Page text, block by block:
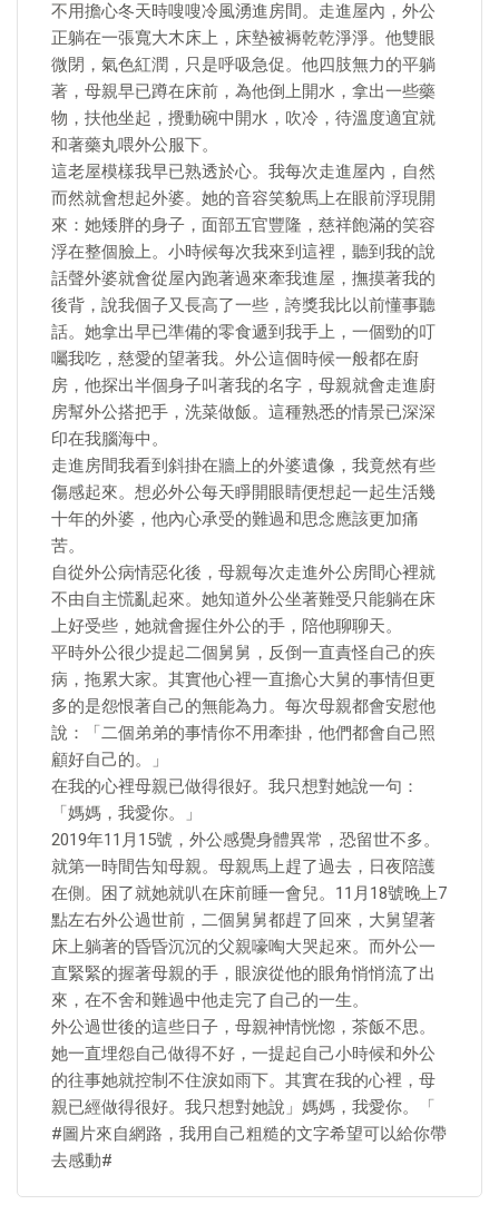
不用擔心冬天時嗖嗖冷風湧進房間。走進屋內，外公
正躺在一張寬大木床上，床墊被褥乾乾淨淨。他雙眼
微閉，氣色紅潤，只是呼吸急促。他四肢無力的平躺
著，母親早已蹲在床前，為他倒上開水，拿出一些藥
物，扶他坐起，攪動碗中開水，吹冷，待溫度適宜就
和著藥丸喂外公服下。
這老屋模樣我早已熟透於心。我每次走進屋內，自然
而然就會想起外婆。她的音容笑貌馬上在眼前浮現開
來：她矮胖的身子，面部五官豐隆，慈祥飽滿的笑容
浮在整個臉上。小時候每次我來到這裡，聽到我的說
話聲外婆就會從屋內跑著過來牽我進屋，撫摸著我的
後背，說我個子又長高了一些，誇獎我比以前懂事聽
話。她拿出早已準備的零食遞到我手上，一個勁的叮
囑我吃，慈愛的望著我。外公這個時候一般都在廚
房，他探出半個身子叫著我的名字，母親就會走進廚
房幫外公搭把手，洗菜做飯。這種熟悉的情景已深深
印在我腦海中。
走進房間我看到斜掛在牆上的外婆遺像，我竟然有些
傷感起來。想必外公每天睜開眼睛便想起一起生活幾
十年的外婆，他內心承受的難過和思念應該更加痛
苦。
自從外公病情惡化後，母親每次走進外公房間心裡就
不由自主慌亂起來。她知道外公坐著難受只能躺在床
上好受些，她就會握住外公的手，陪他聊聊天。
平時外公很少提起二個舅舅，反倒一直責怪自己的疾
病，拖累大家。其實他心裡一直擔心大舅的事情但更
多的是怨恨著自己的無能為力。每次母親都會安慰他
說：「二個弟弟的事情你不用牽掛，他們都會自己照
顧好自己的。」
在我的心裡母親已做得很好。我只想對她說一句：
「媽媽，我愛你。」
2019年11月15號，外公感覺身體異常，恐留世不多。
就第一時間告知母親。母親馬上趕了過去，日夜陪護
在側。困了就她就叭在床前睡一會兒。11月18號晚上7
點左右外公過世前，二個舅舅都趕了回來，大舅望著
床上躺著的昏昏沉沉的父親嚎啕大哭起來。而外公一
直緊緊的握著母親的手，眼淚從他的眼角悄悄流了出
來，在不舍和難過中他走完了自己的一生。
外公過世後的這些日子，母親神情恍惚，茶飯不思。
她一直埋怨自己做得不好，一提起自己小時候和外公
的往事她就控制不住淚如雨下。其實在我的心裡，母
親已經做得很好。我只想對她說」媽媽，我愛你。「
#圖片來自網路，我用自己粗糙的文字希望可以給你帶
去感動#